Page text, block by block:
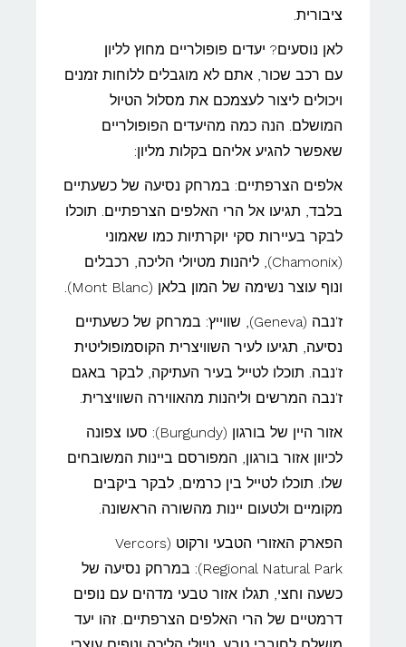
ציבורית.
לאן נוסעים? יעדים פופולריים מחוץ לליון
עם רכב שכור, אתם לא מוגבלים ללוחות זמנים
ויכולים ליצור לעצמכם את מסלול הטיול
המושלם. הנה כמה מהיעדים הפופולריים
שאפשר להגיע אליהם בקלות מליון:
אלפים הצרפתיים: במרחק נסיעה של כשעתיים
בלבד, תגיעו אל הרי האלפים הצרפתיים. תוכלו
לבקר בעיירות סקי יוקרתיות כמו שאמוני
(Chamonix), ליהנות מטיולי הליכה, רכבלים
ונוף עוצר נשימה של המון בלאן (Mont Blanc).
ז'נבה (Geneva), שווייץ: במרחק של כשעתיים
נסיעה, תגיעו לעיר השוויצרית הקוסמופוליטית
ז'נבה. תוכלו לטייל בעיר העתיקה, לבקר באגם
ז'נבה המרשים וליהנות מהאווירה השוויצרית.
אזור היין של בורגון (Burgundy): סעו צפונה
לכיוון אזור בורגון, המפורסם ביינות המשובחים
שלו. תוכלו לטייל בין כרמים, לבקר ביקבים
מקומיים ולטעום יינות מהשורה הראשונה.
הפארק האזורי הטבעי ורקוט (Vercors
Regional Natural Park): במרחק נסיעה של
כשעה וחצי, תגלו אזור טבעי מדהים עם נופים
דרמטיים של הרי האלפים הצרפתיים. זהו יעד